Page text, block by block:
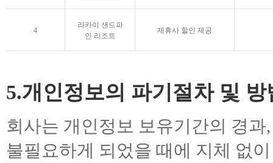
4
라카이 샌드파
인 리조트
제휴사 할인 제공
5.개인정보의 파기절차 및 방
회사는 개인정보 보유기간의 경
불필요하게 되었을 때에 지체 없